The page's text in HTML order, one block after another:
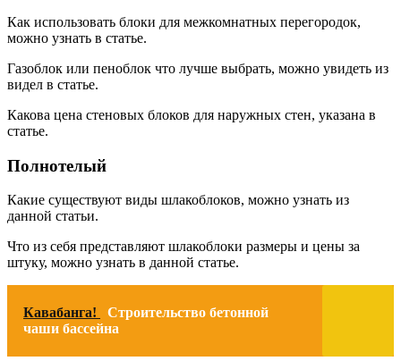
Как использовать блоки для межкомнатных перегородок,
можно узнать в статье.
Газоблок или пеноблок что лучше выбрать, можно увидеть из
видел в статье.
Какова цена стеновых блоков для наружных стен, указана в
статье.
Полнотелый
Какие существуют виды шлакоблоков, можно узнать из
данной статьи.
Что из себя представляют шлакоблоки размеры и цены за
штуку, можно узнать в данной статье.
Кавабанга!
Строительство бетонной
чаши бассейна